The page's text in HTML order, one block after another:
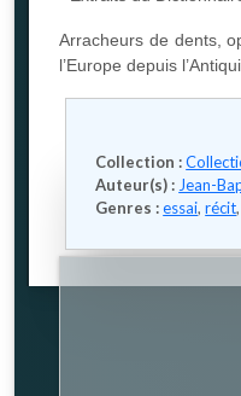
Arracheurs de dents,
l’Europe depuis
Collection :
Auteur(s) : Jean-
Genres :essai,récit